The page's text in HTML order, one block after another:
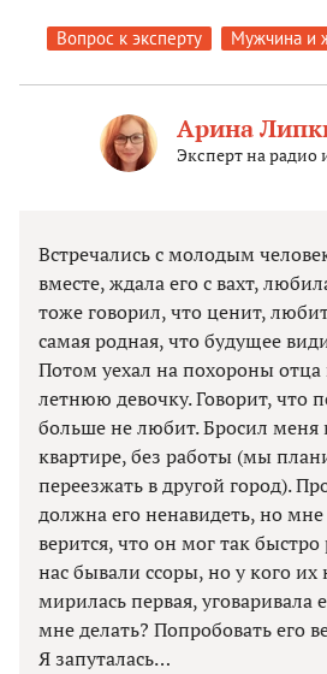
Вопрос к эксперту Мужчина и
Арина
Эксперт на радио
Встречались с молодым
вместе, ждала его с вахт,
тоже говорил, что ценит,
самая родная, что будущее
Потом уехал на похороны отца
летнюю девочку. Говорит, что
больше не любит. Бросил меня
квартире, без работы (мы
переезжать в другой город).
должна его ненавидеть, но
верится, что он мог так
нас бывали ссоры, но у кого их
мирилась первая, уговаривала
мне делать? Попробовать его
Я запуталась…